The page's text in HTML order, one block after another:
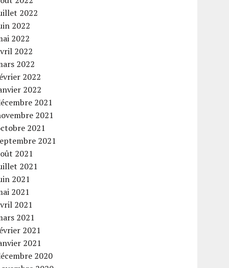
2022
2022
2022
2022
2022
2022
2022
2021
2021
2021
2021
2021
2021
2021
2021
2021
2021
2021
2021
2020